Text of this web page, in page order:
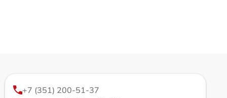
+7 (351) 200-51-37